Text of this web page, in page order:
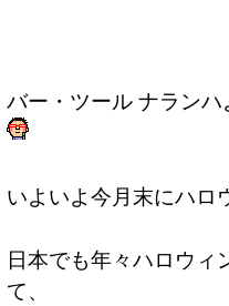
バー・ツール ナラン
いよいよ今月末にハロ
日本でも年々ハロウィ
て、